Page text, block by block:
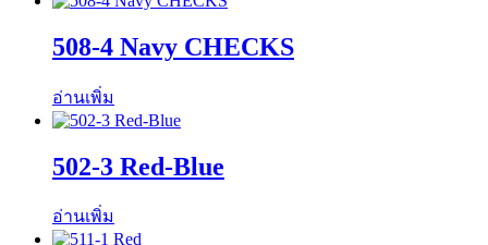
508-4 Navy CHECKS
อ่านเพิ่ม
502-3 Red-Blue
อ่านเพิ่ม